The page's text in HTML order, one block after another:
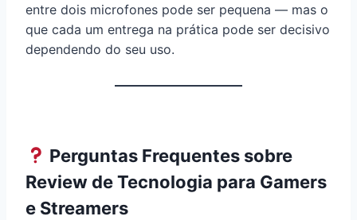
entre dois microfones pode ser pequena — mas o
que cada um entrega na prática pode ser decisivo
dependendo do seu uso.
Perguntas Frequentes sobre
Review de Tecnologia para Gamers
e Streamers